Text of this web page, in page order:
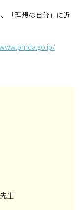
「理想の自分」に近
生